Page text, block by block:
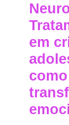
em